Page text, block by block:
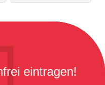
eintragen!